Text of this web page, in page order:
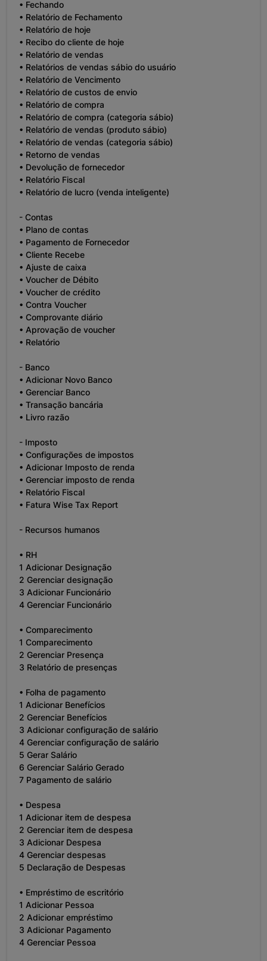
• Fechando
• Relatório de Fechamento
• Relatório de hoje
• Recibo do cliente de hoje
• Relatório de vendas
• Relatórios de vendas sábio do usuário
• Relatório de Vencimento
• Relatório de custos de envio
• Relatório de compra
• Relatório de compra (categoria sábio)
• Relatório de vendas (produto sábio)
• Relatório de vendas (categoria sábio)
• Retorno de vendas
• Devolução de fornecedor
• Relatório Fiscal
• Relatório de lucro (venda inteligente)
- Contas
• Plano de contas
• Pagamento de Fornecedor
• Cliente Recebe
• Ajuste de caixa
• Voucher de Débito
• Voucher de crédito
• Contra Voucher
• Comprovante diário
• Aprovação de voucher
• Relatório
- Banco
• Adicionar Novo Banco
• Gerenciar Banco
• Transação bancária
• Livro razão
- Imposto
• Configurações de impostos
• Adicionar Imposto de renda
• Gerenciar imposto de renda
• Relatório Fiscal
• Fatura Wise Tax Report
- Recursos humanos
• RH
1 Adicionar Designação
2 Gerenciar designação
3 Adicionar Funcionário
4 Gerenciar Funcionário
• Comparecimento
1 Comparecimento
2 Gerenciar Presença
3 Relatório de presenças
• Folha de pagamento
1 Adicionar Benefícios
2 Gerenciar Benefícios
3 Adicionar configuração de salário
4 Gerenciar configuração de salário
5 Gerar Salário
6 Gerenciar Salário Gerado
7 Pagamento de salário
• Despesa
1 Adicionar item de despesa
2 Gerenciar item de despesa
3 Adicionar Despesa
4 Gerenciar despesas
5 Declaração de Despesas
• Empréstimo de escritório
1 Adicionar Pessoa
2 Adicionar empréstimo
3 Adicionar Pagamento
4 Gerenciar Pessoa